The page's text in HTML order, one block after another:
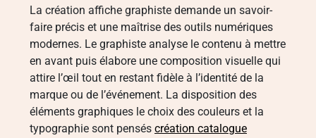
La création affiche graphiste demande un savoir-
faire précis et une maîtrise des outils numériques
modernes. Le graphiste analyse le contenu à mettre
en avant puis élabore une composition visuelle qui
attire l’œil tout en restant fidèle à l’identité de la
marque ou de l’événement. La disposition des
éléments graphiques le choix des couleurs et la
typographie sont pensés création catalogue